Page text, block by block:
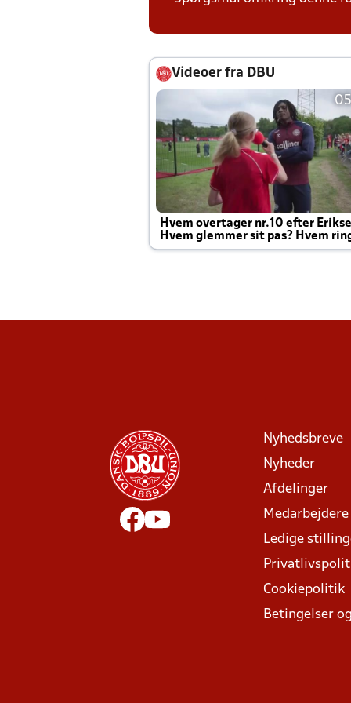
Videoer fra DBU
Hvem overtager nr.10 efter
Hvem glemmer sit pas? Hvem
Joachim altid til efter kampe?
Nyhedsbreve
Nyheder
Afdelinger
Medarbejdere
Ledige
Cookiepolitik
Betingelser